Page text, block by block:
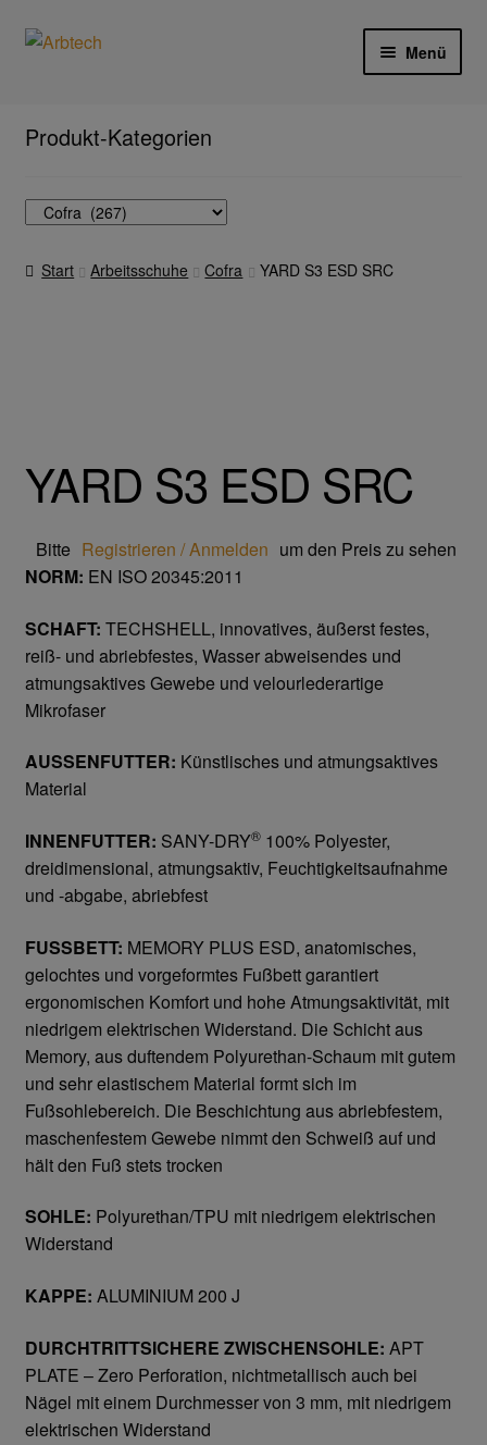
Zur
Zum
Menü
Aktionen und Angebote
Anfahrt
Trikot- Jersey- Strick- & Lederhandschuhe
Arbeitsschuhe/Sicherheitsschuhe
Abeba Berufsschuhe
Abeba ESD Schuhe
Cofra Sicherheitsschuhe
Jalas Sicherheitschuhe
Atemschutz & Gehörschutz
Moldex
Gesichtsschutz & Schutzbrillen
Berufsbekleidung
Cofra
Planam
Datenschutzerklärung
Hautschutz
Produkt-Kategorien
Start Arbeitsschuhe Cofra YARD S3 ESD SRC
YARD S3 ESD SRC
Bitte Registrieren / Anmelden um den Preis zu sehen
NORM: EN ISO 20345:2011
SCHAFT: TECHSHELL, innovatives, äußerst festes,
reiß- und abriebfestes, Wasser abweisendes und
atmungsaktives Gewebe und velourlederartige
Mikrofaser
AUSSENFUTTER: Künstlisches und atmungsaktives
Material
INNENFUTTER: SANY-DRY®100% Polyester,
dreidimensional, atmungsaktiv, Feuchtigkeitsaufnahme
und -abgabe, abriebfest
FUSSBETT: MEMORY PLUS ESD, anatomisches,
gelochtes und vorgeformtes Fußbett garantiert
ergonomischen Komfort und hohe Atmungsaktivität, mit
niedrigem elektrischen Widerstand. Die Schicht aus
Memory, aus duftendem Polyurethan-Schaum mit gutem
und sehr elastischem Material formt sich im
Fußsohlebereich. Die Beschichtung aus abriebfestem,
maschenfestem Gewebe nimmt den Schweiß auf und
hält den Fuß stets trocken
SOHLE: Polyurethan/TPU mit niedrigem elektrischen
Widerstand
KAPPE: ALUMINIUM 200 J
DURCHTRITTSICHERE ZWISCHENSOHLE: APT
PLATE – Zero Perforation, nichtmetallisch auch bei
Nägel mit einem Durchmesser von 3 mm, mit niedrigem
elektrischen Widerstand